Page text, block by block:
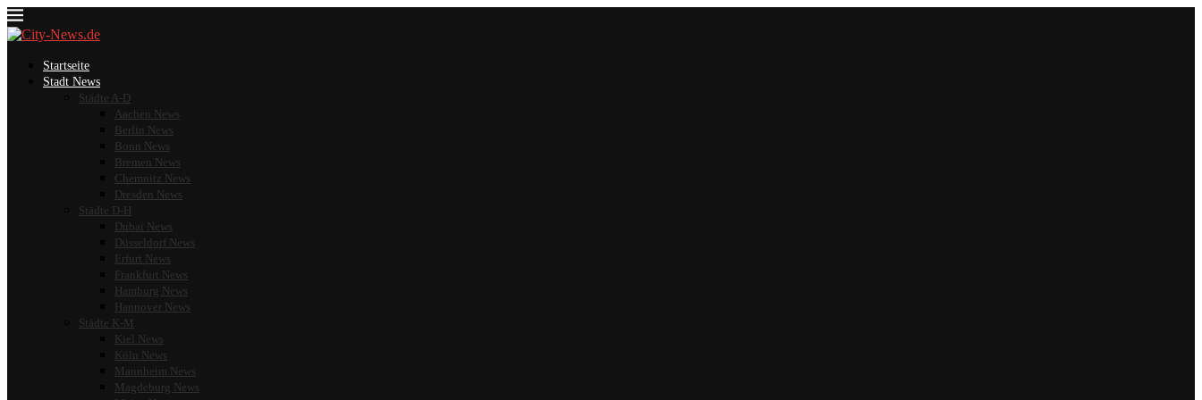
Startseite
Stadt News
Städte A-D
Aachen News
Berlin News
Bonn News
Bremen News
Chemnitz News
Dresden News
Städte D-H
Dubai News
Düsseldorf News
Erfurt News
Frankfurt News
Hamburg News
Hannover News
Städte K-M
Kiel News
Köln News
Mannheim News
Magdeburg News